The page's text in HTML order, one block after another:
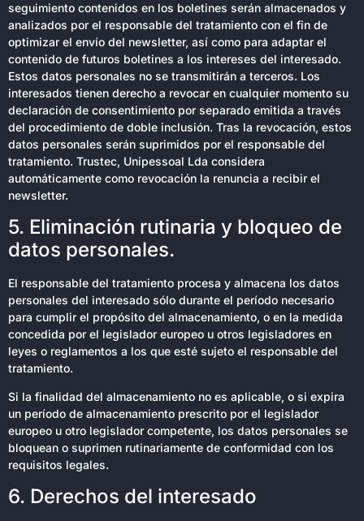
seguimiento contenidos en los boletines serán almacenados y
analizados por el responsable del tratamiento con el fin de
optimizar el envío del newsletter, así como para adaptar el
contenido de futuros boletines a los intereses del interesado.
Estos datos personales no se transmitirán a terceros. Los
interesados tienen derecho a revocar en cualquier momento su
declaración de consentimiento por separado emitida a través
del procedimiento de doble inclusión. Tras la revocación, estos
datos personales serán suprimidos por el responsable del
tratamiento. Trustec, Unipessoal Lda considera
automáticamente como revocación la renuncia a recibir el
newsletter.
5. Eliminación rutinaria y bloqueo de
datos personales.
El responsable del tratamiento procesa y almacena los datos
personales del interesado sólo durante el período necesario
para cumplir el propósito del almacenamiento, o en la medida
concedida por el legislador europeo u otros legisladores en
leyes o reglamentos a los que esté sujeto el responsable del
tratamiento.
Si la finalidad del almacenamiento no es aplicable, o si expira
un período de almacenamiento prescrito por el legislador
europeo u otro legislador competente, los datos personales se
bloquean o suprimen rutinariamente de conformidad con los
requisitos legales.
6. Derechos del interesado